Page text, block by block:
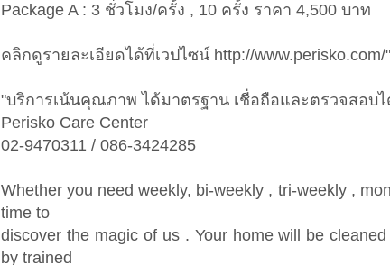
Package A : 3 ชั่วโมง/ครั้ง , 10 ครั้ง ราคา 4,500 บาท
คลิกดูรายละเอียดได้ที่เวปไซน์ http://www.perisko.com/
"บริการเน้นคุณภาพ ได้มาตรฐาน เชื่อถือและตรวจสอบไ
Perisko Care Center
02-9470311 / 086-3424285
Whether you need weekly, bi-weekly , tri-weekly ,
time to
discover the magic of us . Your home will be
by trained